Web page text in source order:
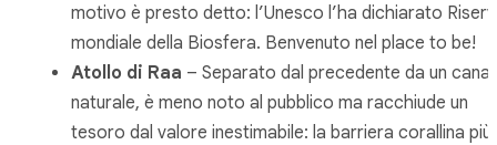
motivo è presto detto: l’Unesco l’ha dichiarato
mondiale della Biosfera. Benvenuto nel place to be!
Atollo di Raa – Separato dal precedente da un
naturale, è meno noto al pubblico ma racchiude un
tesoro dal valore inestimabile: la barriera corallina più